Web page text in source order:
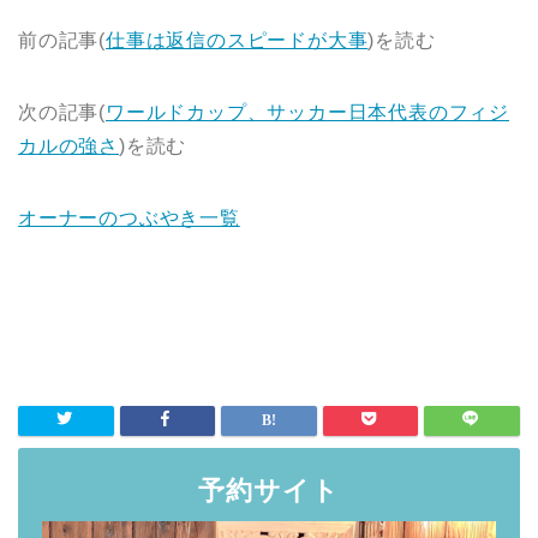
前の記事(仕事は返信のスピードが大事)を読む
次の記事(ワールドカップ、サッカー日本代表のフィジ
カルの強さ )を読む
オーナーのつぶやき一覧
予約サイト